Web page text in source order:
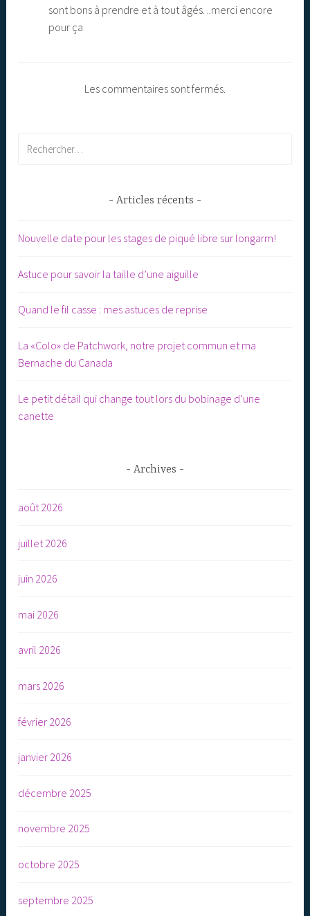
sont bons à prendre et à tout âgés. ..merci encore
pour ça
Les commentaires sont fermés.
Articles récents
Nouvelle date pour les stages de piqué libre sur longarm!
Astuce pour savoir la taille d’une aiguille
Quand le fil casse : mes astuces de reprise
La «Colo» de Patchwork, notre projet commun et ma
Bernache du Canada
Le petit détail qui change tout lors du bobinage d’une
canette
Archives
août 2026
juillet 2026
juin 2026
mai 2026
avril 2026
mars 2026
février 2026
janvier 2026
décembre 2025
novembre 2025
octobre 2025
septembre 2025